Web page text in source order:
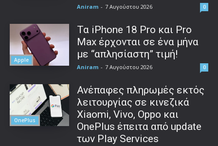
Aniram - 7 Αυγούστου 2026 0
Apple
Τα iPhone 18 Pro και Pro
Max έρχονται σε ένα μήνα
με “απλησίαστη” τιμή!
Aniram - 7 Αυγούστου 2026 0
OnePlus
Ανέπαφες πληρωμές εκτός
λειτουργίας σε κινεζικά
Xiaomi, Vivo, Oppo και
OnePlus έπειτα από update
των Play Services